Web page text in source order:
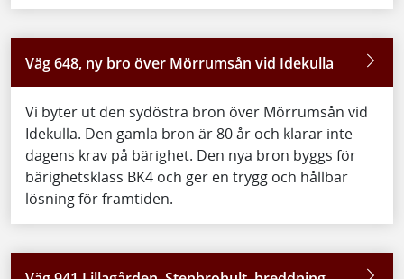
Väg 648, ny bro över Mörrumsån vid Idekulla
Vi byter ut den sydöstra bron över Mörrumsån vid
Idekulla. Den gamla bron är 80 år och klarar inte
dagens krav på bärighet. Den nya bron byggs för
bärighetsklass BK4 och ger en trygg och hållbar
lösning för framtiden.